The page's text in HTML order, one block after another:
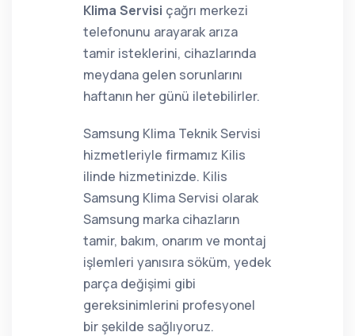
Klima Servisi çağrı merkezi
telefonunu arayarak arıza
tamir isteklerini, cihazlarında
meydana gelen sorunlarını
haftanın her günü iletebilirler.
Samsung Klima Teknik Servisi
hizmetleriyle firmamız Kilis
ilinde hizmetinizde. Kilis
Samsung Klima Servisi olarak
Samsung marka cihazların
tamir, bakım, onarım ve montaj
işlemleri yanısıra söküm, yedek
parça değişimi gibi
gereksinimlerini profesyonel
bir şekilde sağlıyoruz.